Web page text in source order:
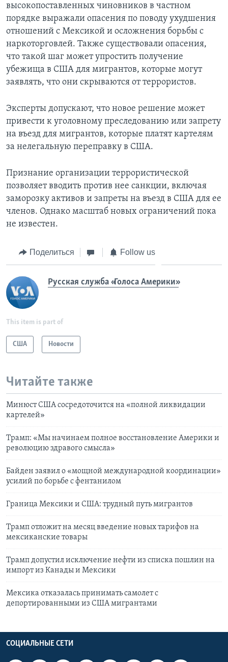
высокопоставленных чиновников в частном
порядке выражали опасения по поводу ухудшения
отношений с Мексикой и осложнения борьбы с
наркоторговлей. Также существовали опасения,
что такой шаг может упростить получение
убежища в США для мигрантов, которые могут
заявлять, что они скрываются от террористов.
Эксперты допускают, что новое решение может
привести к уголовному преследованию или запрету
на въезд для мигрантов, которые платят картелям
за нелегальную переправку в США.
Признание организации террористической
позволяет вводить против нее санкции, включая
заморозку активов и запреты на въезд в США для ее
членов. Однако масштаб новых ограничений пока
не известен.
Поделиться Follow us
Русская служба «Голоса Америки»
This item is part of
США Новости
Читайте также
Минюст США сосредоточится на «полной ликвидации
картелей»
Трамп: «Мы начинаем полное восстановление Америки и
революцию здравого смысла»
Байден заявил о «мощной международной координации»
усилий по борьбе с фентанилом
Граница Мексики и США: трудный путь мигрантов
Трамп отложит на месяц введение новых тарифов на
мексиканские товары
Трамп допустил исключение нефти из списка пошлин на
импорт из Канады и Мексики
Мексика отказалась принимать самолет с
депортированными из США мигрантами
СОЦИАЛЬНЫЕ СЕТИ